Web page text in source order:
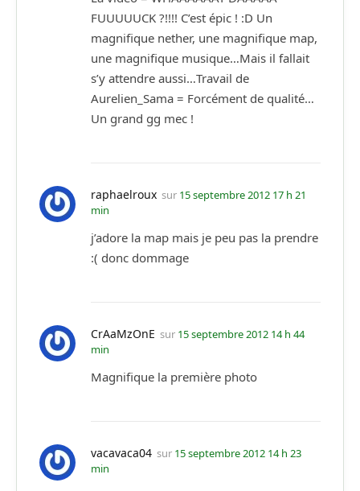
FUUUUUCK ?!!!! C’est épic ! :D Un
magnifique nether, une magnifique map,
une magnifique musique…Mais il fallait
s’y attendre aussi…Travail de
Aurelien_Sama = Forcément de qualité…
Un grand gg mec !
raphaelroux sur 15 septembre 2012 17 h 21
min
j’adore la map mais je peu pas la prendre
:( donc dommage
CrAaMzOnE sur 15 septembre 2012 14 h 44
min
Magnifique la première photo
vacavaca04 sur 15 septembre 2012 14 h 23
min